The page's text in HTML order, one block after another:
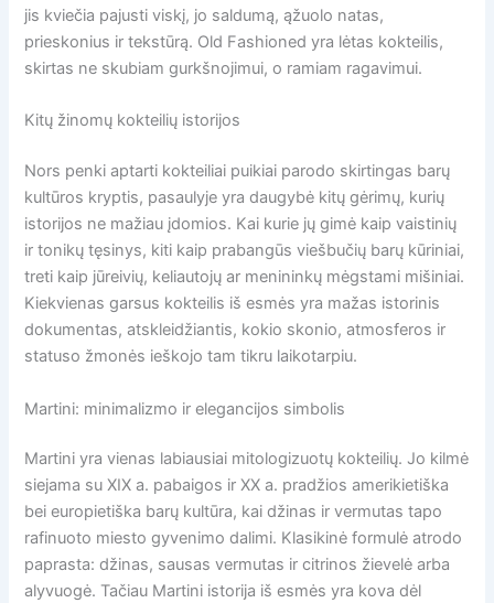
jis kviečia pajusti viskį, jo saldumą, ąžuolo natas,
prieskonius ir tekstūrą. Old Fashioned yra lėtas kokteilis,
skirtas ne skubiam gurkšnojimui, o ramiam ragavimui.
Kitų žinomų kokteilių istorijos
Nors penki aptarti kokteiliai puikiai parodo skirtingas barų
kultūros kryptis, pasaulyje yra daugybė kitų gėrimų, kurių
istorijos ne mažiau įdomios. Kai kurie jų gimė kaip vaistinių
ir tonikų tęsinys, kiti kaip prabangūs viešbučių barų kūriniai,
treti kaip jūreivių, keliautojų ar menininkų mėgstami mišiniai.
Kiekvienas garsus kokteilis iš esmės yra mažas istorinis
dokumentas, atskleidžiantis, kokio skonio, atmosferos ir
statuso žmonės ieškojo tam tikru laikotarpiu.
Martini: minimalizmo ir elegancijos simbolis
Martini yra vienas labiausiai mitologizuotų kokteilių. Jo kilmė
siejama su XIX a. pabaigos ir XX a. pradžios amerikietiška
bei europietiška barų kultūra, kai džinas ir vermutas tapo
rafinuoto miesto gyvenimo dalimi. Klasikinė formulė atrodo
paprasta: džinas, sausas vermutas ir citrinos žievelė arba
alyvuogė. Tačiau Martini istorija iš esmės yra kova dėl